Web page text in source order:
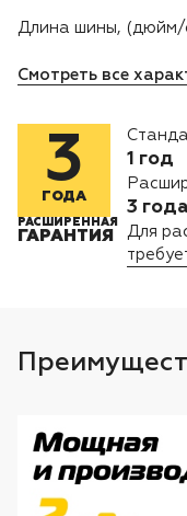
Лодочные моторы
Высоторезы
Длина шины, (дюйм/
Смотреть все
3
ГОДА
РАСШИРЕННАЯ
ГАРАНТИЯ
1 год
3
Для